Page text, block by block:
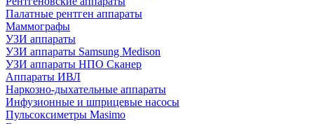
Палатные рентген аппараты
Маммографы
УЗИ аппараты
УЗИ аппараты Samsung Medison
УЗИ аппараты НПО Сканер
Аппараты ИВЛ
Наркозно-дыхательные аппараты
Инфузионные и шприцевые насосы
Пульсоксиметры Masimo